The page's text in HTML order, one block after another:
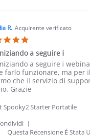
R. Acquirente verificato
a seguire i
by Claudia R. on 14 Jul
stating Sto iniziando a
a seguire i
farlo funzionare, ma per
che il servizio di
Grazie
Spooky2 Starter Portatile
Questa Recensione È Stata